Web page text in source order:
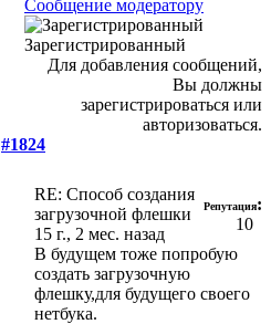
Сообщение модератору
Зарегистрированный
Для добавления сообщений,
Вы должны
зарегистрироваться или
авторизоваться.
#1824
RE: Способ создания
загрузочной флешки
15 г., 2 мес. назад
Репутация:
10
В будущем тоже попробую
создать загрузочную
флешку,для будущего своего
нетбука.